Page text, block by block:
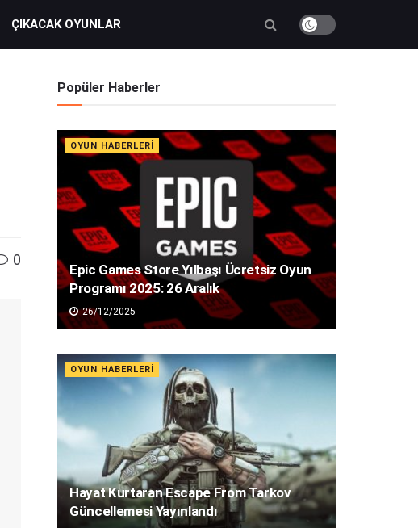
ÇIKACAK OYUNLAR
0
Popüler Haberler
OYUN HABERLERI
Epic Games Store Yılbaşı Ücretsiz Oyun
Programı 2025: 26 Aralık
26/12/2025
OYUN HABERLERI
Hayat Kurtaran Escape From Tarkov
Güncellemesi Yayınlandı